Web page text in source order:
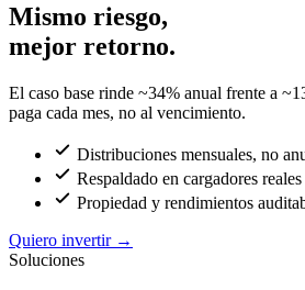
Mismo riesgo,
mejor retorno.
El caso base rinde ~34% anual frente a
paga cada mes, no al vencimiento.
Distribuciones mensuales, no
Respaldado en cargadores
Propiedad y rendimientos
Quiero invertir →
Soluciones